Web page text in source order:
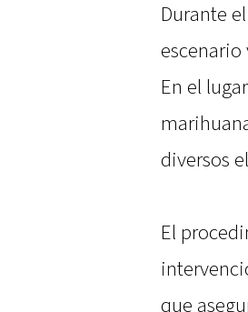
Durante
En el
diversos
El
que